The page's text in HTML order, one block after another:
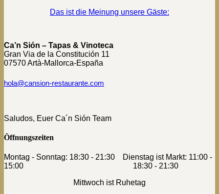
Das ist die Meinung unsere Gäste:
Ca’n Sión – Tapas & Vinoteca
Gran Via de la Constitución 11
07570 Artà-Mallorca-España
hola@cansion-restaurante.com
Saludos, Euer Ca´n Sión Team
Öffnungszeiten
Montag - Sonntag: 18:30 - 21:30 Dienstag ist Markt: 11:00 -
15:00 18:30 - 21:30
Mittwoch ist Ruhetag